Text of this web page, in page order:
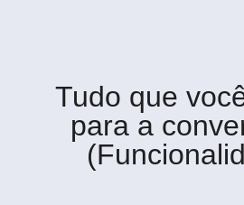
Tudo que
para a